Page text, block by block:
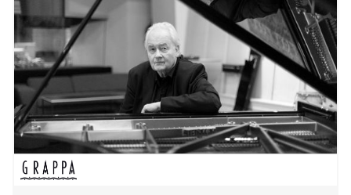
som pianist med Filharmonien i Universitetets Aula den 10.
januar 1969. Det er derfor ikke uten grunn at vi har feiret
Bjørnstad sitt 50 år lange virke som musiker i 2019. Det har
vi markert med en nyutgivelse av Rainbow Sessions, med
albumboksen The World I Used To Know, og to utsolgte
konserter i Operaen. Men det stopper ikke der. The
Beginning - And The End er navnet på én siste utgivelse som
utgis i forbindelse med Bjørnstad-året. Albumet har tidligere
kun vært tilgjengelig i boksen til The World I Used To Know,
men nå er den også tilgjengelig som en selvstendig
utgivelse for å k